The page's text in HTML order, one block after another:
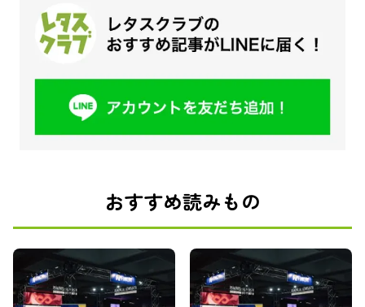
おすすめ読みもの